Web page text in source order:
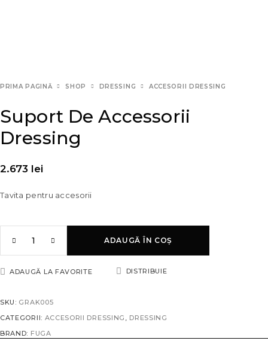
PRIMA PAGINĂ SHOP DRESSING ACCESORII DRESSING
Suport De Accessorii
Dressing
2.673 lei
Tavita pentru accesorii
ADAUGĂ ÎN COȘ
ADAUGĂ LA FAVORITE DISTRIBUIE
SKU: GRAK005
CATEGORII: ACCESORII DRESSING , DRESSING
BRAND: FUGA